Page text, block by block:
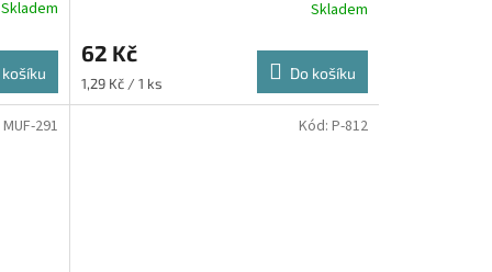
Skladem
košíku
Skladem
62 Kč
Měrná
cena:
1,29 Kč / 1 ks
Do košíku
MUF-291 Kód: P-812